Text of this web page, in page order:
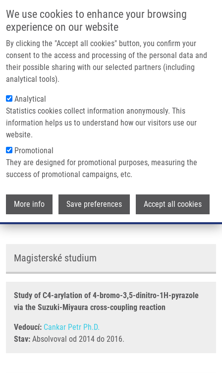
We use cookies to enhance your browsing
experience on our website
By clicking the "Accept all cookies" button, you confirm your
consent to the access and processing of the personal data and
their possible sharing with our selected partners (including
analytical tools).
Analytical
Statistics cookies collect information anonymously. This
information helps us to understand how our visitors use our
website.
Promotional
They are designed for promotional purposes, measuring the
success of promotional campaigns, etc.
More info Save preferences Accept all cookies
Main
Domů
Partner institutions
Technologie a služby
Kontakt
Drobečková navigace
Domů Tomanová Monika
Tomanová Monika
Skupiny: MEDCHEM,
MAGISTERSKÝ STUDENT
Magisterské studium
Study of C4-arylation of 4-bromo-3,5-dinitro-1H-pyrazole
via the Suzuki-Miyaura cross-coupling reaction
Vedoucí: Cankar Petr Ph.D.
Stav: Absolvoval od 2014 do 2016.